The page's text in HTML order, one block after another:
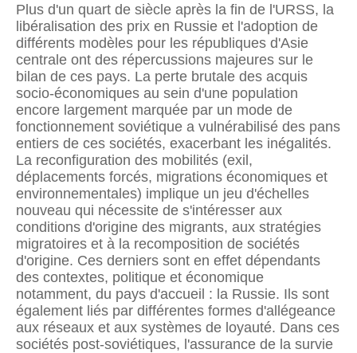
Plus d'un quart de siècle après la fin de l'URSS, la
libéralisation des prix en Russie et l'adoption de
différents modèles pour les républiques d'Asie
centrale ont des répercussions majeures sur le
bilan de ces pays. La perte brutale des acquis
socio-économiques au sein d'une population
encore largement marquée par un mode de
fonctionnement soviétique a vulnérabilisé des pans
entiers de ces sociétés, exacerbant les inégalités.
La reconfiguration des mobilités (exil,
déplacements forcés, migrations économiques et
environnementales) implique un jeu d'échelles
nouveau qui nécessite de s'intéresser aux
conditions d'origine des migrants, aux stratégies
migratoires et à la recomposition de sociétés
d'origine. Ces derniers sont en effet dépendants
des contextes, politique et économique
notamment, du pays d'accueil : la Russie. Ils sont
également liés par différentes formes d'allégeance
aux réseaux et aux systèmes de loyauté. Dans ces
sociétés post-soviétiques, l'assurance de la survie